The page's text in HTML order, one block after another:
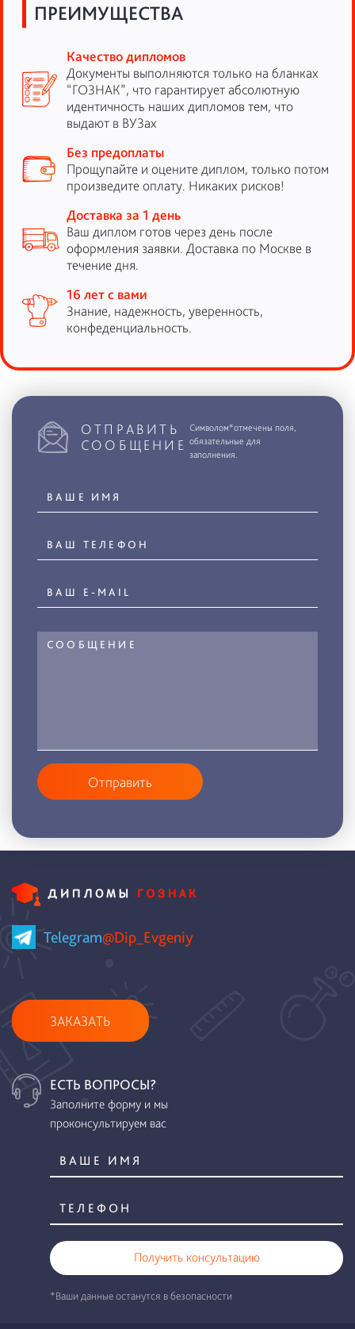
ПРЕИМУЩЕСТВА
Качество дипломов
Документы выполняются только на бланках
“ГОЗНАК”, что гарантирует абсолютную
идентичность наших дипломов тем, что
выдают в ВУЗах
Без предоплаты
Прощупайте и оцените диплом, только потом
произведите оплату. Никаких рисков!
Доставка за 1 день
Ваш диплом готов через день после
оформления заявки. Доставка по Москве в
течение дня.
16 лет с вами
Знание, надежность, уверенность,
конфеденциальность.
ОТПРАВИТЬ
СООБЩЕНИЕ
Символом*отмечены поля,
обязательные для
заполнения.
Отправить
Telegram@Dip_Evgeniy
ЗАКАЗАТЬ
ЕСТЬ ВОПРОСЫ?
Заполните форму и мы
проконсультируем вас
Получить консультацию
*Ваши данные останутся в безопасности